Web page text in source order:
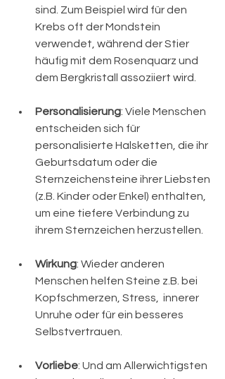
sind. Zum Beispiel wird für den
Krebs oft der Mondstein
verwendet, während der Stier
häufig mit dem Rosenquarz und
dem Bergkristall assoziiert wird.
Personalisierung: Viele Menschen
entscheiden sich für
personalisierte Halsketten, die ihr
Geburtsdatum oder die
Sternzeichensteine ihrer Liebsten
(z.B. Kinder oder Enkel) enthalten,
um eine tiefere Verbindung zu
ihrem Sternzeichen herzustellen.
Wirkung: Wieder anderen
Menschen helfen Steine z.B. bei
Kopfschmerzen, Stress,  innerer
Unruhe oder für ein besseres
Selbstvertrauen.
Vorliebe: Und am Allerwichtigsten